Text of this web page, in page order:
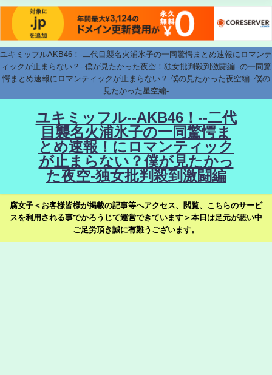
ユキミッフルAKB46！-二代目襲名火浦氷子の一同驚愕まとめ速報にロマンテ
ィックが止まらない？--僕が見たかった夜空！独女批判殺到激闘編--の一同驚
愕まとめ速報にロマンティックが止まらない？-僕の見たかった夜空編--僕の
見たかった星空編-
ユキミッフル--AKB46！--二代
目襲名火浦氷子の一同驚愕ま
とめ速報！にロマンティック
が止まらない？僕が見たかっ
た夜空-独女批判殺到激闘編
腐女子＜お客様皆様が掲載の記事等へアクセス、閲覧、こちらのサービ
スを利用される事でかろうじて運営できています＞本日は足元が悪い中
ご足労頂き誠に有難うございます。